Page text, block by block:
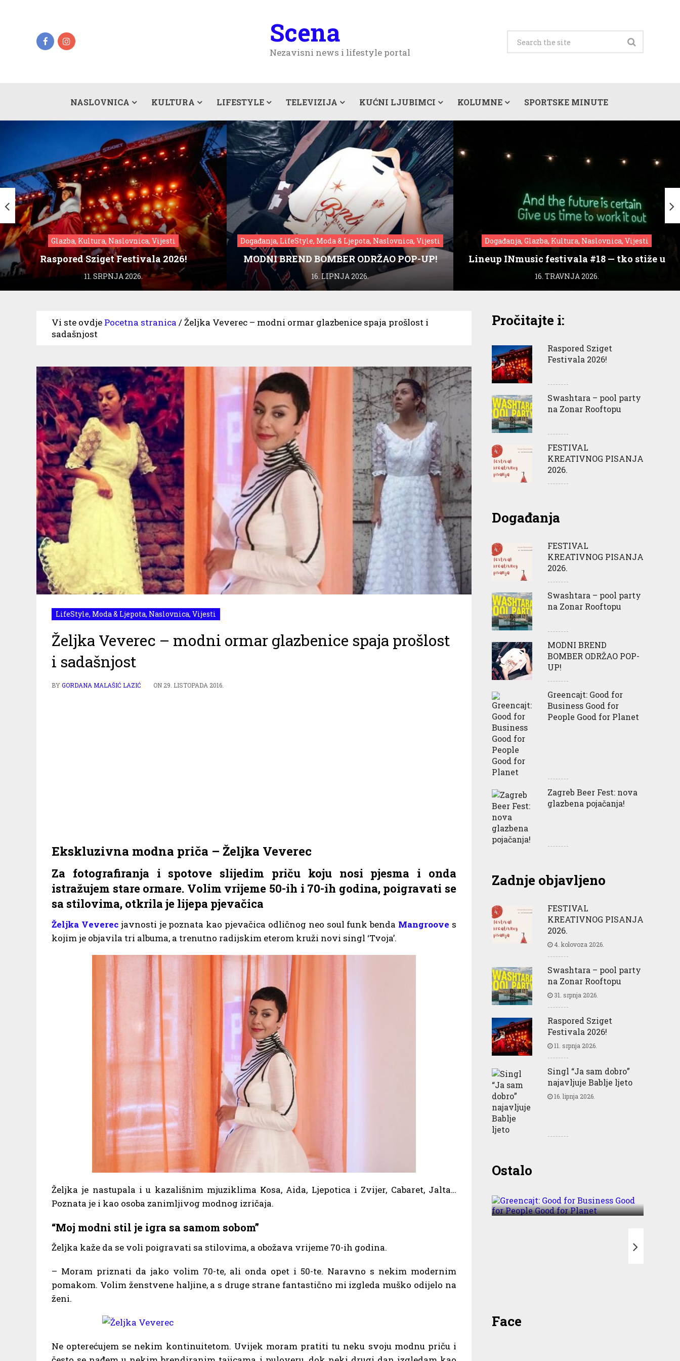
Scena
Nezavisni news i lifestyle portal
NASLOVNICA KULTURA LIFESTYLE TELEVIZIJA KUĆNI LJUBIMCI KOLUMNE SPORTSKE MINUTE
Glazba, Kultura, Naslovnica, Vijesti
Raspored Sziget Festivala 2026!
11. SRPNJA 2026.
Događanja, LifeStyle, Moda & Ljepota, Naslovnica, Vijesti
MODNI BREND BOMBER ODRŽAO POP-UP!
16. LIPNJA 2026.
Događanja, Glazba, Kultura, Naslovnica, Vijesti
Lineup INmusic festivala #18 — tko stiže u
Zagreb?
16. TRAVNJA 2026.
Vi ste ovdje Pocetna stranica /Željka Veverec – modni ormar glazbenice spaja prošlost i
sadašnjost
LifeStyle, Moda & Ljepota, Naslovnica, Vijesti
Željka Veverec – modni ormar glazbenice spaja prošlost
i sadašnjost
BYGORDANA MALAŠIĆ LAZIĆ ON 29. LISTOPADA 2016.
Ekskluzivna modna priča – Željka Veverec
Za fotografiranja i spotove slijedim priču koju nosi pjesma i onda
istražujem stare ormare. Volim vrijeme 50-ih i 70-ih godina, poigravati se
sa stilovima, otkrila je lijepa pjevačica
Željka Veverecjavnosti je poznata kao pjevačica odličnog neo soul funk benda Mangroove s
kojim je objavila tri albuma, a trenutno radijskim eterom kruži novi singl ‘Tvoja’.
Željka je nastupala i u kazališnim mjuziklima Kosa, Aida, Ljepotica i Zvijer, Cabaret, Jalta…
Poznata je i kao osoba zanimljivog modnog izričaja.
“Moj modni stil je igra sa samom sobom”
Željka kaže da se voli poigravati sa stilovima, a obožava vrijeme 70-ih godina.
– Moram priznati da jako volim 70-te, ali onda opet i 50-te. Naravno s nekim modernim
pomakom. Volim ženstvene haljine, a s druge strane fantastično mi izgleda muško odijelo na
ženi.
Ne opterećujem se nekim kontinuitetom. Uvijek moram pratiti tu neku svoju modnu priču i
Pročitajte i:
Raspored Sziget
Festivala 2026!
Swashtara – pool party
na Zonar Rooftopu
FESTIVAL
KREATIVNOG PISANJA
2026.
Događanja
FESTIVAL
KREATIVNOG PISANJA
2026.
Swashtara – pool party
na Zonar Rooftopu
MODNI BREND
BOMBER ODRŽAO POP-
UP!
Greencajt: Good for
Business Good for
People Good for Planet
Zagreb Beer Fest: nova
glazbena pojačanja!
Zadnje objavljeno
FESTIVAL
KREATIVNOG PISANJA
2026.
4. kolovoza 2026.
Swashtara – pool party
na Zonar Rooftopu
31. srpnja 2026.
Raspored Sziget
Festivala 2026!
11. srpnja 2026.
Singl “Ja sam dobro”
najavljuje Bablje ljeto
16. lipnja 2026.
OstaloGreencajt: Good for
Business Good for People
Face